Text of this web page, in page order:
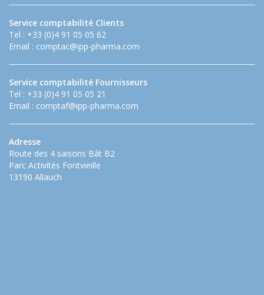
Service comptabilité Clients
Tel : +33 (0)4 91 05 05 62
Email : comptac@ipp-pharma.com
Service comptabilité Fournisseurs
Tel : +33 (0)4 91 05 05 21
Email : comptaf@ipp-pharma.com
Adresse
Route des 4 saisons Bât B2
Parc Activités Fontvieille
13190 Allauch